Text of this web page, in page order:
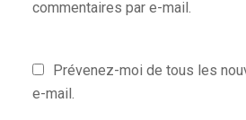
commentaires par e-mail.
Prévenez-moi de tous les
e-mail.